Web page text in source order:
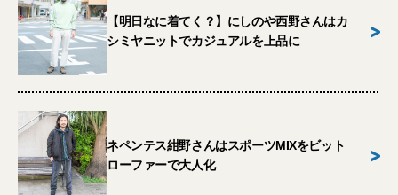
【明日なに着てく？】にしのや西野さんはカ
シミヤニットでカジュアルを上品に
>
ネペンテス紺野さんはスポーツMIXをビット
ローファーで大人化
>